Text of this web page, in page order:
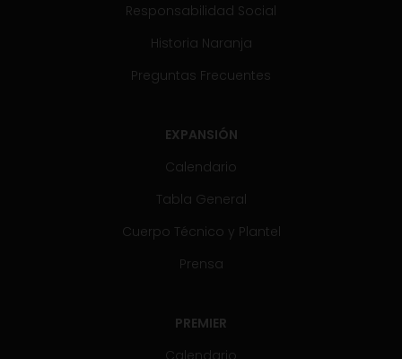
Responsabilidad Social
Historia Naranja
Preguntas Frecuentes
EXPANSIÓN
Calendario
Tabla General
Cuerpo Técnico y Plantel
Prensa
PREMIER
Calendario